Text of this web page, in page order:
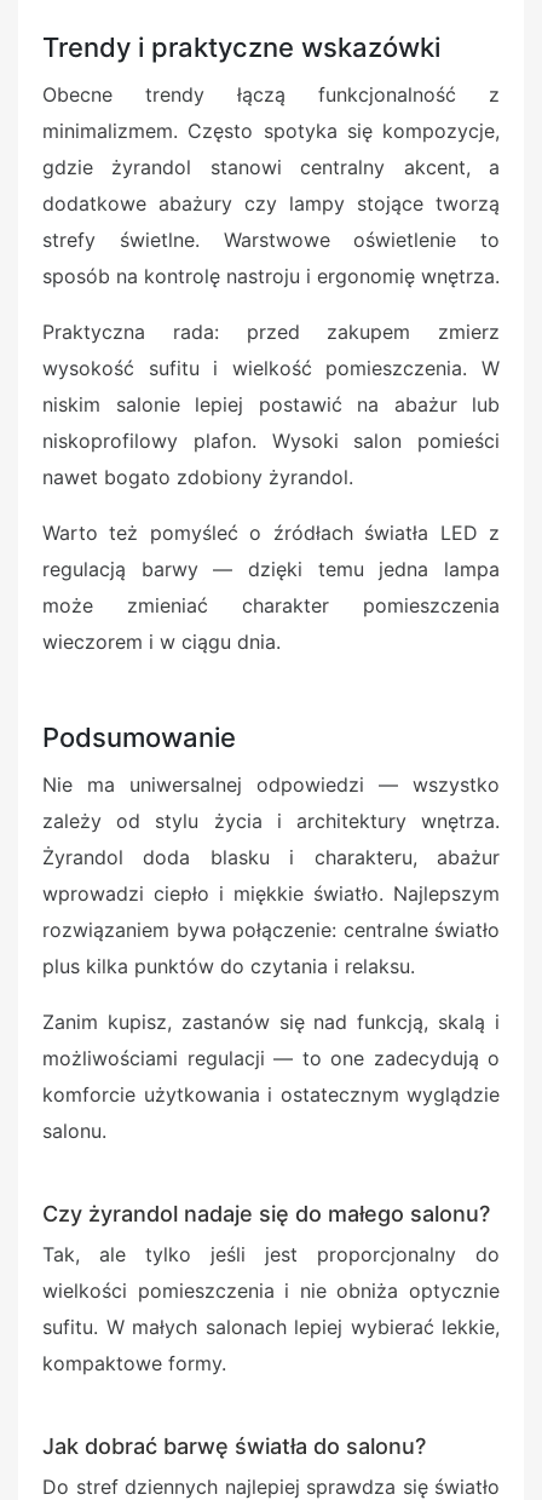
Trendy i praktyczne wskazówki
Obecne trendy łączą funkcjonalność z
minimalizmem. Często spotyka się kompozycje,
gdzie żyrandol stanowi centralny akcent, a
dodatkowe abażury czy lampy stojące tworzą
strefy świetlne. Warstwowe oświetlenie to
sposób na kontrolę nastroju i ergonomię wnętrza.
Praktyczna rada: przed zakupem zmierz
wysokość sufitu i wielkość pomieszczenia. W
niskim salonie lepiej postawić na abażur lub
niskoprofilowy plafon. Wysoki salon pomieści
nawet bogato zdobiony żyrandol.
Warto też pomyśleć o źródłach światła LED z
regulacją barwy — dzięki temu jedna lampa
może zmieniać charakter pomieszczenia
wieczorem i w ciągu dnia.
Podsumowanie
Nie ma uniwersalnej odpowiedzi — wszystko
zależy od stylu życia i architektury wnętrza.
Żyrandol doda blasku i charakteru, abażur
wprowadzi ciepło i miękkie światło. Najlepszym
rozwiązaniem bywa połączenie: centralne światło
plus kilka punktów do czytania i relaksu.
Zanim kupisz, zastanów się nad funkcją, skalą i
możliwościami regulacji — to one zadecydują o
komforcie użytkowania i ostatecznym wyglądzie
salonu.
Czy żyrandol nadaje się do małego salonu?
Tak, ale tylko jeśli jest proporcjonalny do
wielkości pomieszczenia i nie obniża optycznie
sufitu. W małych salonach lepiej wybierać lekkie,
kompaktowe formy.
Jak dobrać barwę światła do salonu?
Do stref dziennych najlepiej sprawdza się światło